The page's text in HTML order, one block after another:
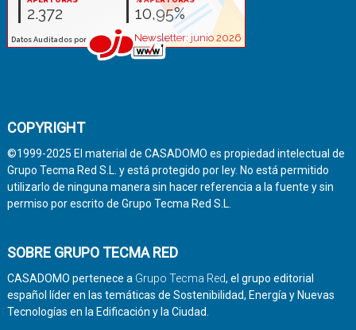
COPYRIGHT
©1999-2025 El material de CASADOMO es propiedad intelectual de
Grupo Tecma Red S.L. y está protegido por ley. No está permitido
utilizarlo de ninguna manera sin hacer referencia a la fuente y sin
permiso por escrito de Grupo Tecma Red S.L.
SOBRE GRUPO TECMA RED
CASADOMO pertenece a Grupo Tecma Red, el grupo editorial
español líder en las temáticas de Sostenibilidad, Energía y Nuevas
Tecnologías en la Edificación y la Ciudad.